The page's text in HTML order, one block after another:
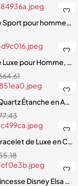
Sport pour hommes,
Luxe pour Homme,
homme
Étanche en
de Luxe en
ultra fineDisney Elsa